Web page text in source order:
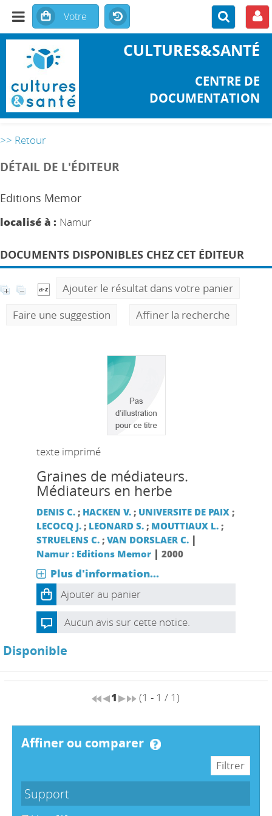
CULTURES&SANTÉ
CENTRE DE
DOCUMENTATION
>> Retour
DÉTAIL DE L'ÉDITEUR
Editions Memor
localisé à : Namur
DOCUMENTS DISPONIBLES CHEZ CET ÉDITEUR
Ajouter le résultat dans votre panier
Faire une suggestion
Affiner la recherche
texte imprimé
Graines de médiateurs.
Médiateurs en herbe
DENIS C.; HACKEN V.; UNIVERSITE DE PAIX;
LECOCQ J.; LEONARD S.; MOUTTIAUX L.;
STRUELENS C.; VAN DORSLAER C. |
Namur : Editions Memor| 2000
Plus d'information...
Ajouter au panier
Aucun avis sur cette notice.
Disponible
1 (1 - 1 / 1)
affiner ou comparer
Support